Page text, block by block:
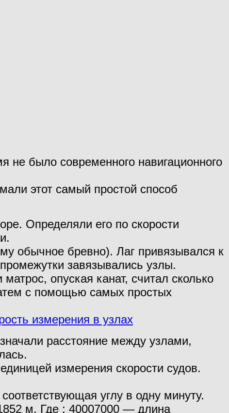
не было современного навигационного
этот самый простой способ
Определяли его по скорости
обычное бревно). Лаг привязывался к
завязывались узлы.
опуская канат, считал сколько
с помощью самых простых
расстояние между узлами,
измерения скорости судов.
углу в одну минуту.
м. Где : 40007000 — длина